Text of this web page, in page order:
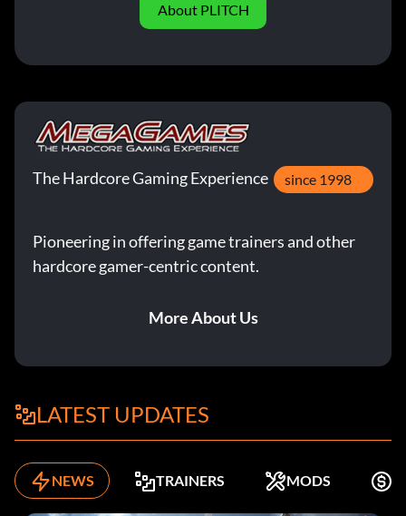
About PLITCH
The Hardcore Gaming Experience since 1998
Pioneering in offering game trainers and other
hardcore gamer-centric content.
More About Us
LATEST UPDATES
NEWS TRAINERS MODS